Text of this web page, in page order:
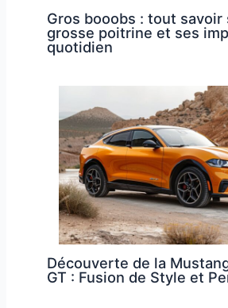
Gros booobs : tout savoir
grosse poitrine et ses
quotidien
Découverte de la
GT : Fusion de Style et